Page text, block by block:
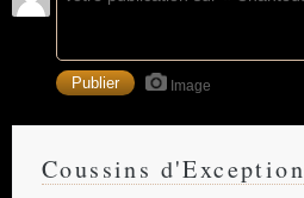
Image
Coussins d'Exception